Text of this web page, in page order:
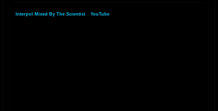
Interpol Mixed By The Scientist YouTube